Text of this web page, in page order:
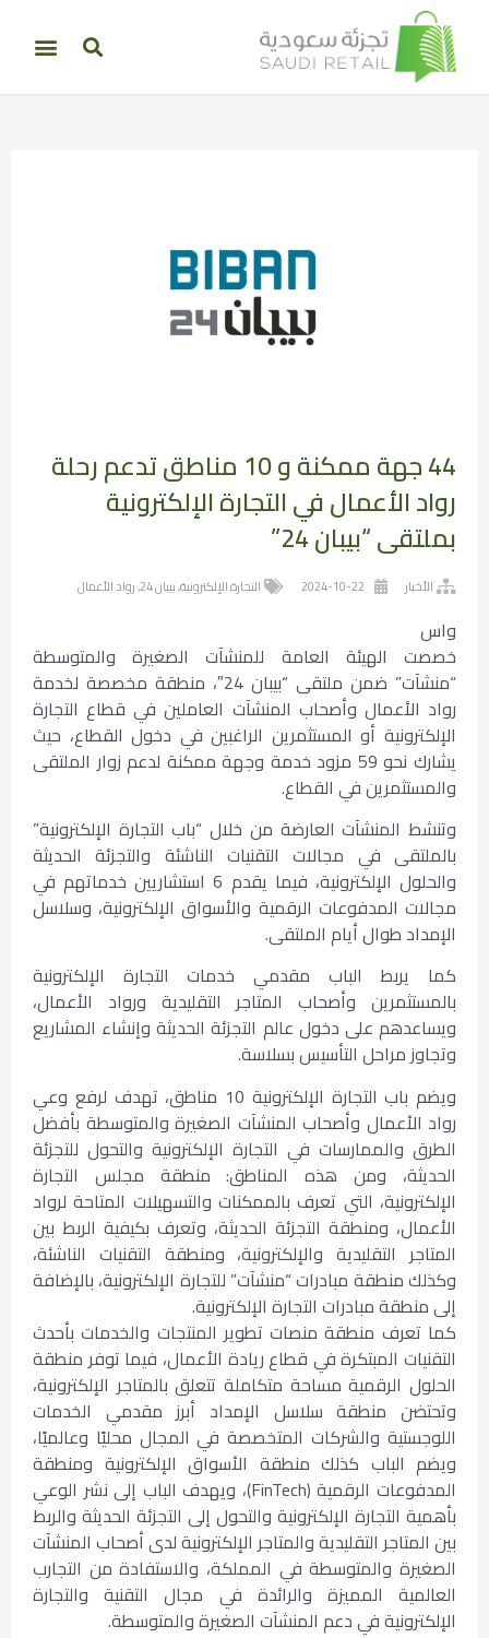
44 جهة ممكنة و 10 مناطق تدعم رحلة
رواد الأعمال في التجارة الإلكترونية
بملتقى “بيبان 24”
الأخبار 2024-10-22 التجارة الإلكترونية,بيبان 24 ,رواد الأعمال
واس
خصصت الهيئة العامة للمنشآت الصغيرة والمتوسطة
“منشآت” ضمن ملتقى “بيبان 24″، منطقة مخصصة لخدمة
رواد الأعمال وأصحاب المنشآت العاملين في قطاع التجارة
الإلكترونية أو المستثمرين الراغبين في دخول القطاع، حيث
يشارك نحو 59 مزود خدمة وجهة ممكنة لدعم زوار الملتقى
والمستثمرين في القطاع.
وتنشط المنشآت العارضة من خلال “باب التجارة الإلكترونية”
بالملتقى في مجالات التقنيات الناشئة والتجزئة الحديثة
والحلول الإلكترونية، فيما يقدم 6 استشاريين خدماتهم في
مجالات المدفوعات الرقمية والأسواق الإلكترونية، وسلاسل
الإمداد طوال أيام الملتقى.
كما يربط الباب مقدمي خدمات التجارة الإلكترونية
بالمستثمرين وأصحاب المتاجر التقليدية ورواد الأعمال،
ويساعدهم على دخول عالم التجزئة الحديثة وإنشاء المشاريع
وتجاوز مراحل التأسيس بسلاسة.
ويضم باب التجارة الإلكترونية 10 مناطق، تهدف لرفع وعي
رواد الأعمال وأصحاب المنشآت الصغيرة والمتوسطة بأفضل
الطرق والممارسات في التجارة الإلكترونية والتحول للتجزئة
الحديثة، ومن هذه المناطق: منطقة مجلس التجارة
الإلكترونية، التي تعرف بالممكنات والتسهيلات المتاحة لرواد
الأعمال، ومنطقة التجزئة الحديثة، وتعرف بكيفية الربط بين
المتاجر التقليدية والإلكترونية، ومنطقة التقنيات الناشئة،
وكذلك منطقة مبادرات “منشآت” للتجارة الإلكترونية، بالإضافة
إلى منطقة مبادرات التجارة الإلكترونية.
كما تعرف منطقة منصات تطوير المنتجات والخدمات بأحدث
التقنيات المبتكرة في قطاع ريادة الأعمال، فيما توفر منطقة
الحلول الرقمية مساحة متكاملة تتعلق بالمتاجر الإلكترونية،
وتحتضن منطقة سلاسل الإمداد أبرز مقدمي الخدمات
اللوجستية والشركات المتخصصة في المجال محليًا وعالميًا،
ويضم الباب كذلك منطقة الأسواق الإلكترونية ومنطقة
المدفوعات الرقمية (FinTech)، ويهدف الباب إلى نشر الوعي
بأهمية التجارة الإلكترونية والتحول إلى التجزئة الحديثة والربط
بين المتاجر التقليدية والمتاجر الإلكترونية لدى أصحاب المنشآت
الصغيرة والمتوسطة في المملكة، والاستفادة من التجارب
العالمية المميزة والرائدة في مجال التقنية والتجارة
الإلكترونية في دعم المنشآت الصغيرة والمتوسطة.